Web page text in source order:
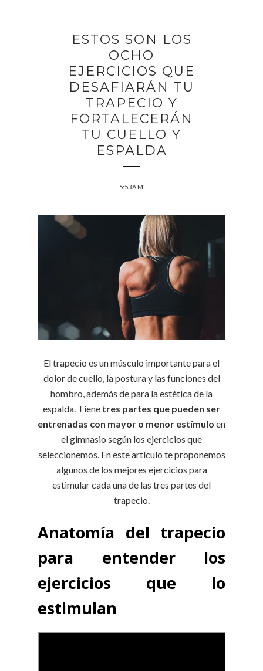
ESTOS SON LOS
OCHO
EJERCICIOS QUE
DESAFIARÁN TU
TRAPECIO Y
FORTALECERÁN
TU CUELLO Y
ESPALDA
5:53 A.M.
El trapecio es un músculo importante para el
dolor de cuello, la postura y las funciones del
hombro, además de para la estética de la
espalda. Tiene tres partes que pueden ser
entrenadas con mayor o menor estímulo en
el gimnasio según los ejercicios que
seleccionemos. En este artículo te proponemos
algunos de los mejores ejercicios para
estimular cada una de las tres partes del
trapecio.
Anatomía del trapecio
para entender los
ejercicios que lo
estimulan